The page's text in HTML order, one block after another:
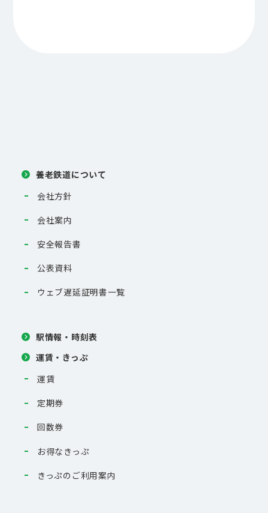
養老鉄道について
会社方針
会社案内
安全報告書
公表資料
ウェブ遅延証明書一覧
駅情報・時刻表
運賃・きっぷ
運賃
定期券
回数券
お得なきっぷ
きっぷのご利用案内